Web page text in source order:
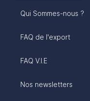
Qui Sommes-nous ?
FAQ de l'export
FAQ V.I.E
Nos newsletters